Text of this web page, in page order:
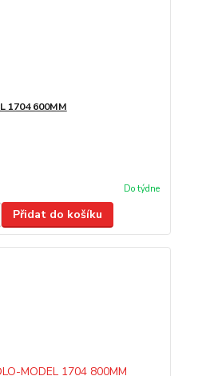
1704 600MM
Do týdne
Přidat do košíku